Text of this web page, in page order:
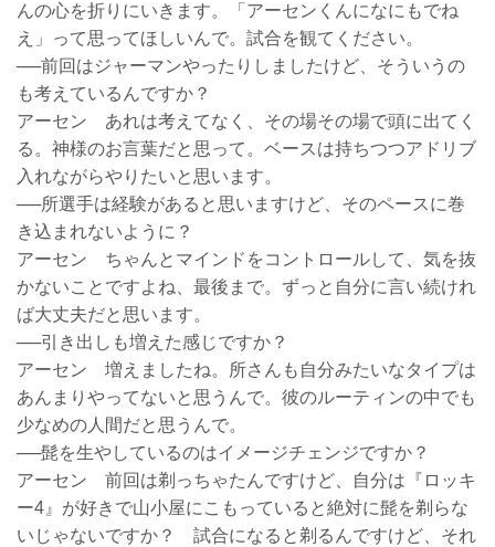
んの心を折りにいきます。「アーセンくんになにもでね
え」って思ってほしいんで。試合を観てください。
──前回はジャーマンやったりしましたけど、そういうの
も考えているんですか？
アーセン あれは考えてなく、その場その場で頭に出てく
る。神様のお言葉だと思って。ベースは持ちつつアドリブ
入れながらやりたいと思います。
──所選手は経験があると思いますけど、そのペースに巻
き込まれないように？
アーセン ちゃんとマインドをコントロールして、気を抜
かないことですよね、最後まで。ずっと自分に言い続けれ
ば大丈夫だと思います。
──引き出しも増えた感じですか？
アーセン 増えましたね。所さんも自分みたいなタイプは
あんまりやってないと思うんで。彼のルーティンの中でも
少なめの人間だと思うんで。
──髭を生やしているのはイメージチェンジですか？
アーセン 前回は剃っちゃたんですけど、自分は『ロッキ
ー4』が好きで山小屋にこもっていると絶対に髭を剃らな
いじゃないですか？ 試合になると剃るんですけど、それ